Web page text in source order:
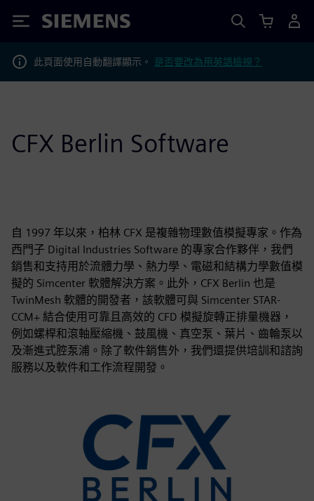
Siemens
此頁面使用自動翻譯顯示。 是否要改為用英語檢視？
CFX Berlin Software
自 1997 年以來，柏林 CFX 是複雜物理數值模擬專家。作為
西門子 Digital Industries Software 的專家合作夥伴，我們
銷售和支持用於流體力學、熱力學、電磁和結構力學數值模
擬的 Simcenter 軟體解決方案。此外，CFX Berlin 也是
TwinMesh 軟體的開發者，該軟體可與 Simcenter STAR-
CCM+ 結合使用可靠且高效的 CFD 模擬旋轉正排量機器，
例如螺桿和滾軸壓縮機、鼓風機、真空泵、葉片、齒輪泵以
及漸進式腔泵浦。除了軟件銷售外，我們還提供培訓和諮詢
服務以及軟件和工作流程開發。